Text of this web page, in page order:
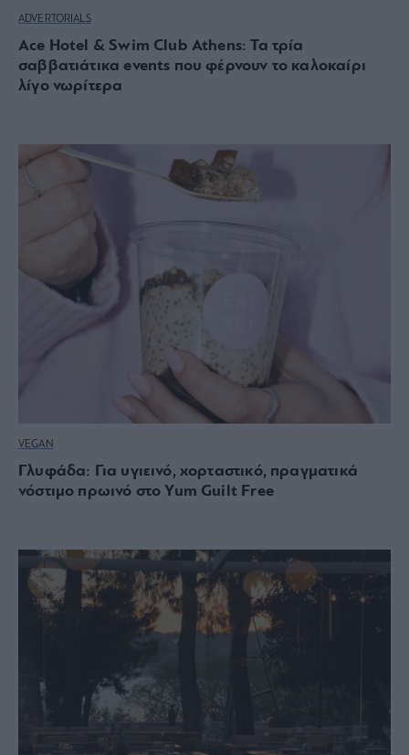
ADVERTORIALS
Ace Hotel & Swim Club Athens: Τα τρία
σαββατιάτικα events που φέρνουν το καλοκαίρι
λίγο νωρίτερα
VEGAN
Γλυφάδα: Για υγιεινό, χορταστικό, πραγματικά
νόστιμο πρωινό στο Yum Guilt Free